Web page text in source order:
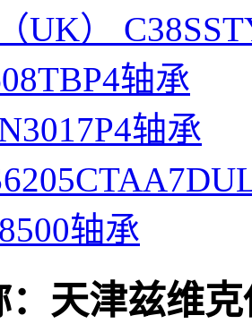
UK）
轴承
轴承
轴承
：天津兹维